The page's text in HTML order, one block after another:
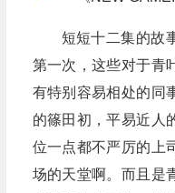
短短十二集的故
第一次，这些对于青
有特别容易相处的同
的篠田初，平易近人
位一点都不严厉的上
场的天堂啊。而且是